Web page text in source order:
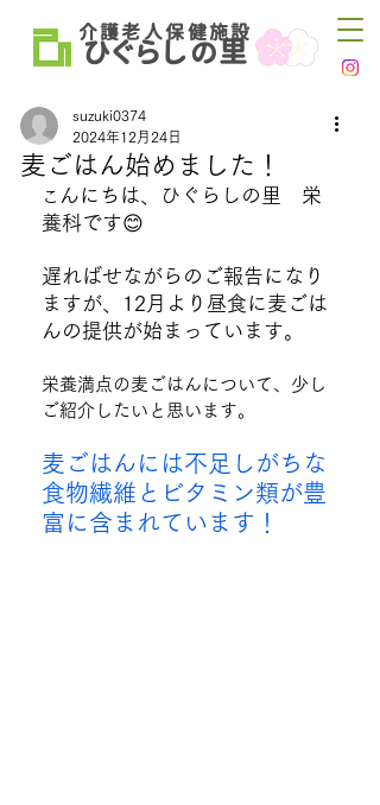
介 護 老 人 保 健 施 設
ひぐらしの里
麦ごはん始めました！
suzuki0374
2024年12月24日
こ んにちは、ひぐらしの里　栄
養科です😊
遅ればせながらのご報告になり
ますが、12月より昼食に麦ごは
んの提供が始まっています。
栄養満点の麦ごはんについて、少し
ご紹介したいと思います。
麦ごはんには不足しがちな
食物繊維とビタミン類が豊
富に含まれています！